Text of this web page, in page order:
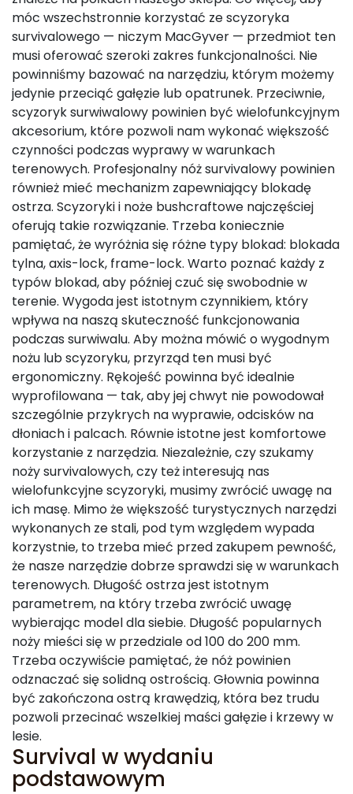
Starter -40%
PROMOCJA
Akcesoria fotograficzne
Bushcraft
Dekoracje
O nas
Blog
Kontakt
móc wszechstronnie korzystać ze scyzoryka
survivalowego — niczym MacGyver — przedmiot ten
musi oferować szeroki zakres funkcjonalności. Nie
powinniśmy bazować na narzędziu, którym możemy
jedynie przeciąć gałęzie lub opatrunek. Przeciwnie,
scyzoryk surwiwalowy powinien być wielofunkcyjnym
akcesorium, które pozwoli nam wykonać większość
czynności podczas wyprawy w warunkach
terenowych. Profesjonalny nóż survivalowy powinien
również mieć mechanizm zapewniający blokadę
ostrza. Scyzoryki i noże bushcraftowe najczęściej
oferują takie rozwiązanie. Trzeba koniecznie
pamiętać, że wyróżnia się różne typy blokad: blokada
tylna, axis-lock, frame-lock. Warto poznać każdy z
typów blokad, aby później czuć się swobodnie w
terenie. Wygoda jest istotnym czynnikiem, który
wpływa na naszą skuteczność funkcjonowania
podczas surwiwalu. Aby można mówić o wygodnym
nożu lub scyzoryku, przyrząd ten musi być
ergonomiczny. Rękojeść powinna być idealnie
wyprofilowana — tak, aby jej chwyt nie powodował
szczególnie przykrych na wyprawie, odcisków na
dłoniach i palcach. Równie istotne jest komfortowe
korzystanie z narzędzia. Niezależnie, czy szukamy
noży survivalowych, czy też interesują nas
wielofunkcyjne scyzoryki, musimy zwrócić uwagę na
ich masę. Mimo że większość turystycznych narzędzi
wykonanych ze stali, pod tym względem wypada
korzystnie, to trzeba mieć przed zakupem pewność,
że nasze narzędzie dobrze sprawdzi się w warunkach
terenowych. Długość ostrza jest istotnym
parametrem, na który trzeba zwrócić uwagę
wybierając model dla siebie. Długość popularnych
noży mieści się w przedziale od 100 do 200 mm.
Trzeba oczywiście pamiętać, że nóż powinien
odznaczać się solidną ostrością. Głownia powinna
być zakończona ostrą krawędzią, która bez trudu
pozwoli przecinać wszelkiej maści gałęzie i krzewy w
lesie.
Survival w wydaniu
podstawowym